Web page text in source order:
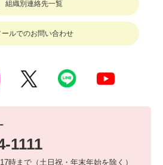
組織別連絡先一覧
ールでのお問い合わせ
1111
時まで（土日祝・年末年始を除く）